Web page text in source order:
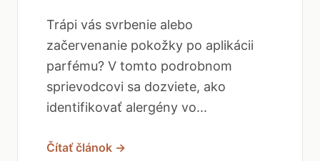
Trápi vás svrbenie alebo
začervenanie pokožky po aplikácii
parfému? V tomto podrobnom
sprievodcovi sa dozviete, ako
identifikovať alergény vo...
Čítať článok →